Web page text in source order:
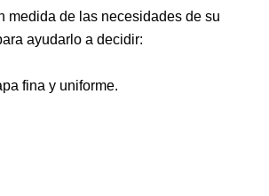
medida de las necesidades de su
ayudarlo a decidir:
fina y uniforme.